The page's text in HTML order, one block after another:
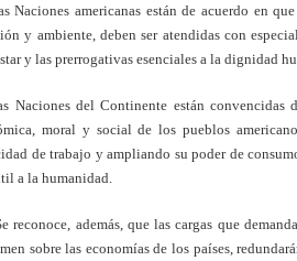
Naciones americanas están de acuerdo en
y ambiente, deben ser atendidas con
y las prerrogativas esenciales a la dignidad
Naciones del Continente están
moral y social de los pueblos
de trabajo y ampliando su poder de
a la humanidad.
reconoce, además, que las cargas que
sobre las economías de los países,